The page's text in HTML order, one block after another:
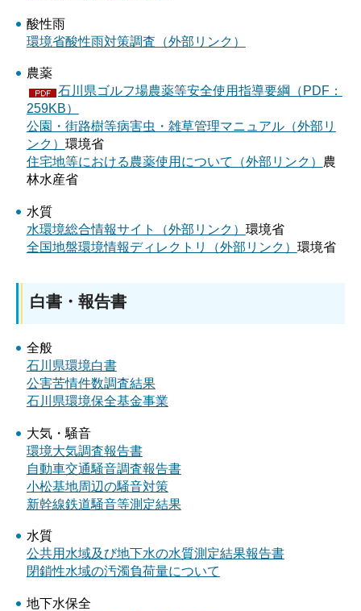
酸性雨
環境省酸性雨対策調査（外部リンク）
農薬
石川県ゴルフ場農薬等安全使用指導要綱（PDF：
259KB）
公園・街路樹等病害虫・雑草管理マニュアル（外部リ
ンク） 環境省
住宅地等における農薬使用について（外部リンク） 農
林水産省
水質
水環境総合情報サイト（外部リンク） 環境省
全国地盤環境情報ディレクトリ（外部リンク） 環境省
白書・報告書
全般
石川県環境白書
公害苦情件数調査結果
石川県環境保全基金事業
大気・騒音
環境大気調査報告書
自動車交通騒音調査報告書
小松基地周辺の騒音対策
新幹線鉄道騒音等測定結果
水質
公共用水域及び地下水の水質測定結果報告書
閉鎖性水域の汚濁負荷量について
地下水保全